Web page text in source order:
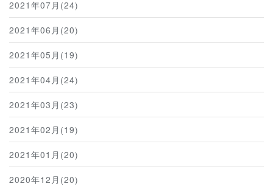
2021年07月(24)
2021年06月(20)
2021年05月(19)
2021年04月(24)
2021年03月(23)
2021年02月(19)
2021年01月(20)
2020年12月(20)